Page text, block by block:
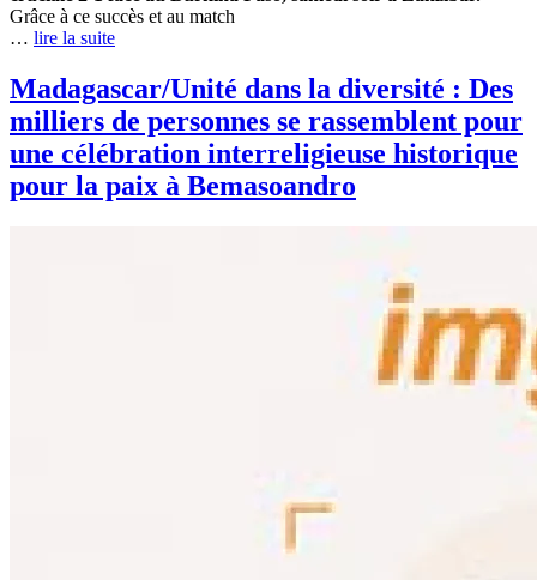
Grâce à ce succès et au match
… lire la suite
Madagascar/Unité dans la diversité : Des
milliers de personnes se rassemblent pour
une célébration interreligieuse historique
pour la paix à Bemasoandro